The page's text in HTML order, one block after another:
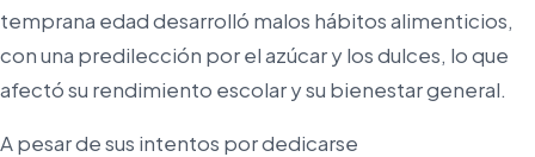
temprana edad desarrolló malos hábitos alimenticios,
con una predilección por el azúcar y los dulces, lo que
afectó su rendimiento escolar y su bienestar general.
A pesar de sus intentos por dedicarse